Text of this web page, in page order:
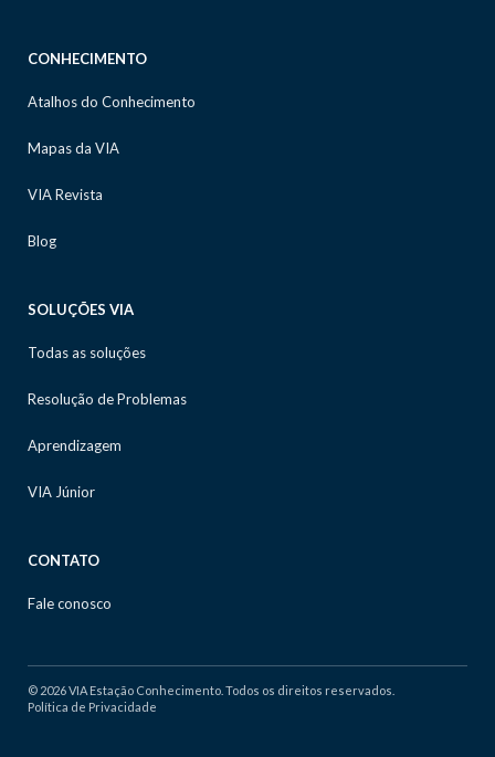
CONHECIMENTO
Atalhos do Conhecimento
Mapas da VIA
VIA Revista
Blog
SOLUÇÕES VIA
Todas as soluções
Resolução de Problemas
Aprendizagem
VIA Júnior
CONTATO
Fale conosco
© 2026 VIA Estação Conhecimento. Todos os direitos reservados.
Política de Privacidade